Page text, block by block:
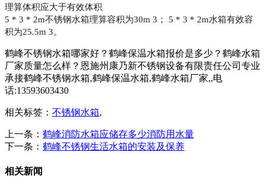
理算体积应大于有效体积
5 * 3 * 2m不锈钢水箱理算容积为30m 3； 5 * 3 * 2m水箱有效容
积为25.5m 3。
鹤峰不锈钢水箱哪家好？鹤峰保温水箱报价是多少？鹤峰水箱
厂家质量怎么样？恩施州康乃新不锈钢设备有限责任公司专业
承接鹤峰不锈钢水箱,鹤峰保温水箱,鹤峰水箱厂家,,电
话:13593603430
相关标签： 不锈钢水箱,
上一条： 鹤峰消防水箱应储存多少消防用水量
下一条： 鹤峰不锈钢生活水箱的安装及保养
相关新闻